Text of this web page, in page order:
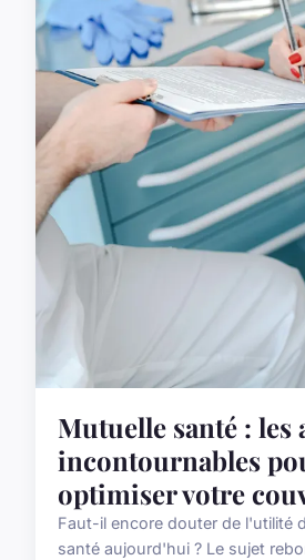
Mutuelle santé : les
incontournables
optimiser votre
Faut-il encore douter de l'utilité
santé aujourd'hui ? Le sujet